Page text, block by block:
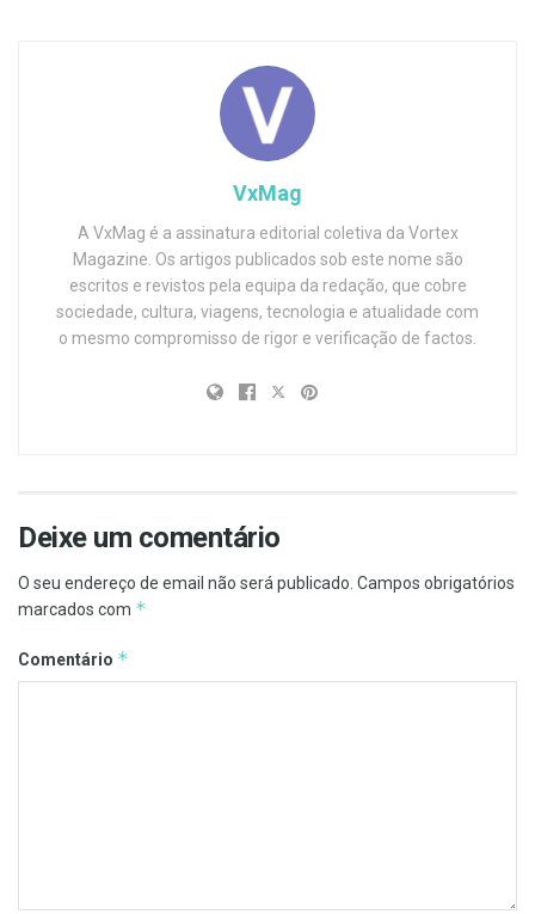
VxMag
A VxMag é a assinatura editorial coletiva da Vortex
Magazine. Os artigos publicados sob este nome são
escritos e revistos pela equipa da redação, que cobre
sociedade, cultura, viagens, tecnologia e atualidade com
o mesmo compromisso de rigor e verificação de factos.
Deixe um comentário
O seu endereço de email não será publicado. Campos obrigatórios
marcados com *
Comentário *